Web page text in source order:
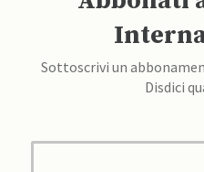
Sottoscrivi un
Disdici